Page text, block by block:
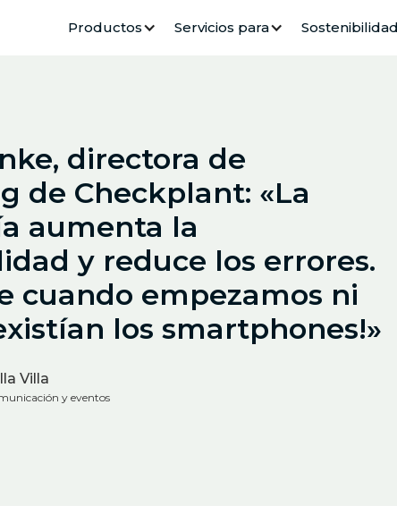
Productos Servicios para Sostenibilidad
directora de
de Checkplant: «La
aumenta la
y reduce los errores.
cuando empezamos ni
los smartphones!»
Villa
y eventos